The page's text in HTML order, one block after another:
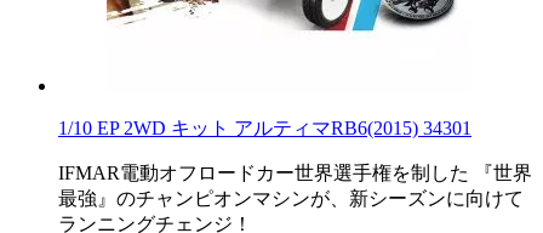
1/10 EP 2WD キット アルティマRB6(2015) 34301
IFMAR電動オフロードカー世界選手権を制した 『世界
最強』のチャンピオンマシンが、新シーズンに向けて
ランニングチェンジ！